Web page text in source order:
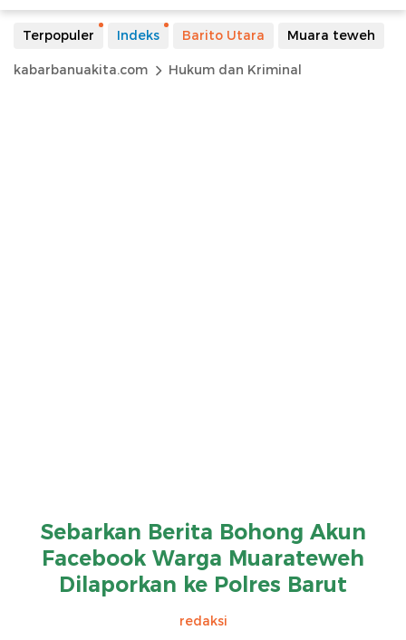
Terpopuler Indeks Barito Utara Muara teweh
kabarbanuakita.com Hukum dan Kriminal
Sebarkan Berita Bohong Akun
Facebook Warga Muarateweh
Dilaporkan ke Polres Barut
redaksi